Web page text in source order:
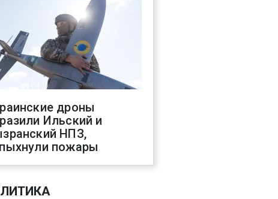
дроны
Ильский и
НПЗ,
пожары